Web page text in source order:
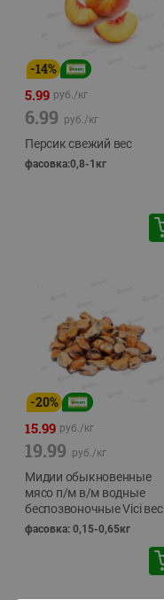
-14%
5.99 руб./кг
6.99 руб./кг
Персик свежий вес
фасовка:0,8-1кг
-20%
15.99 руб./кг
19.99 руб./кг
Мидии обыкновенные
мясо п/м в/м водные
беспозвоночные Vici вес
фасовка: 0,15-0,65кг